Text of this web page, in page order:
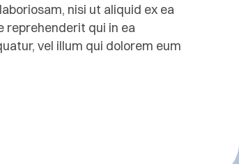
nisi ut aliquid ex ea
reprehenderit qui in ea
vel illum qui dolorem eum